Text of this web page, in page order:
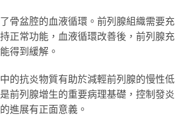
骨盆腔的血液循環。前列腺組織需要充
正常功能，血液循環改善後，前列腺充
得到緩解。
的抗炎物質有助於減輕前列腺的慢性低
前列腺增生的重要病理基礎，控制發炎
進展有正面意義。